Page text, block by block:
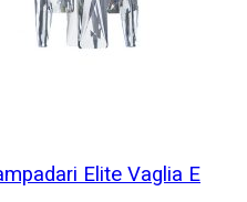
Elite Vaglia E